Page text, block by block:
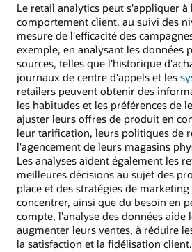
Le retail analytics peut s'appliquer à
comportement client, au suivi des
mesure de l'efficacité des
exemple, en analysant les données
sources, telles que l'historique
journaux de centre d'appels et les
retailers peuvent obtenir des
les habitudes et les préférences de
ajuster leurs offres de produit en
leur tarification, leurs politiques de
l'agencement de leurs magasins
Les analyses aident également les
meilleures décisions au sujet des
place et des stratégies de
concentrer, ainsi que du besoin en
compte, l'analyse des données aide
augmenter leurs ventes, à réduire
la satisfaction et la fidélisation client.